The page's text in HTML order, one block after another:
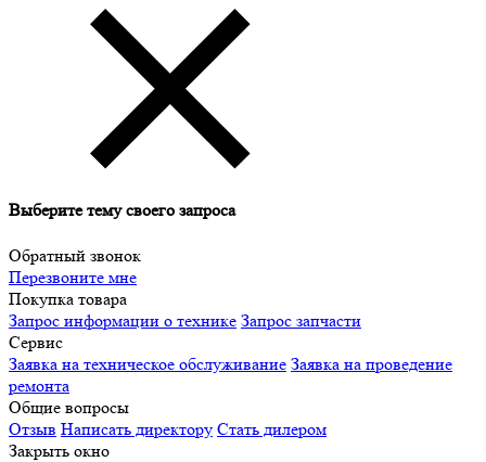
Выберите тему своего запроса
Обратный звонок
Перезвоните мне
Покупка товара
Запрос информации о технике Запрос запчасти
Сервис
Заявка на техническое обслуживание Заявка на проведение
ремонта
Общие вопросы
Отзыв Написать директору Стать дилером
Закрыть окно